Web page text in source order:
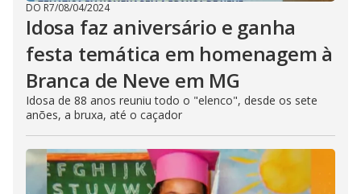
DO R7/08/04/2024
Idosa faz aniversário e ganha
festa temática em homenagem à
Branca de Neve em MG
Idosa de 88 anos reuniu todo o "elenco", desde os sete
anões, a bruxa, até o caçador